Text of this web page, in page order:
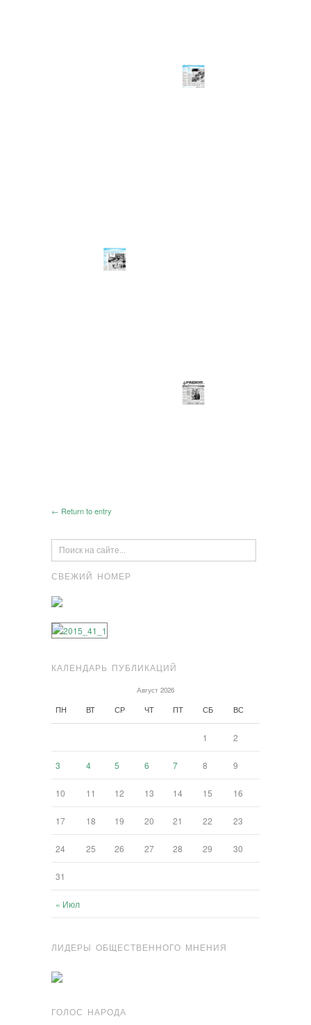
← Return to entry
СВЕЖИЙ НОМЕР
КАЛЕНДАРЬ ПУБЛИКАЦИЙ
Август 2026
ПН ВТ СР ЧТ ПТ СБ ВС
« Июл
1 2
3 4 5 6 7 8 9
10 11 12 13 14 15 16
17 18 19 20 21 22 23
24 25 26 27 28 29 30
31
ЛИДЕРЫ ОБЩЕСТВЕННОГО МНЕНИЯ
ГОЛОС НАРОДА